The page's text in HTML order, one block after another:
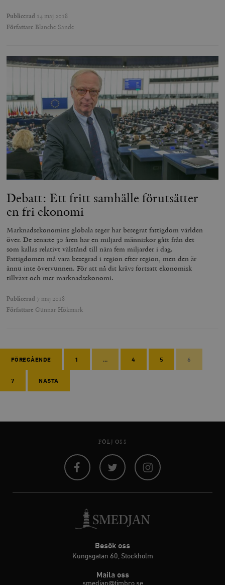
Publicerad 14 maj 2018
Författare Blanche Sande
Debatt: Ett fritt samhälle förutsätter
en fri ekonomi
Marknadsekonomins globala seger har besegrat fattigdom världen
över. De senaste 30 åren har en miljard människor gått från det
som kallas relativt välstånd till nära fem miljarder i dag.
Fattigdomen må vara besegrad i region efter region, men den är
ännu inte övervunnen. För att nå dit krävs fortsatt ekonomisk
tillväxt och mer marknadsekonomi.
Publicerad 7 maj 2018
Författare Gunnar Hökmark
FÖREGÅENDE 1 … 4 5 6
7 NÄSTA
FÖLJ OSS
Besök oss
Kungsgatan 60, Stockholm
Maila oss
smedjan@timbro.se